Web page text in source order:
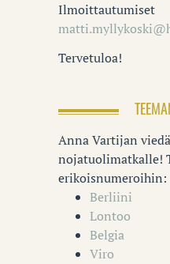
Ilmoittautumiset
Tervetuloa!
Anna Vartijan
nojatuolimatkalle!
erikoisnumeroihin:
Berliini
Lontoo
Belgia
Viro